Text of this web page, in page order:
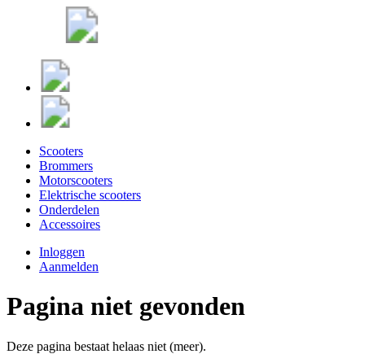
Scooters
Brommers
Motorscooters
Elektrische scooters
Onderdelen
Accessoires
Inloggen
Aanmelden
Pagina niet gevonden
Deze pagina bestaat helaas niet (meer).